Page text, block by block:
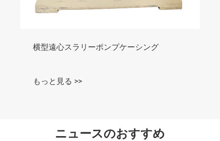
横型遠心スラリーポンプケーシング
もっと見る >>
ニュースのおすすめ